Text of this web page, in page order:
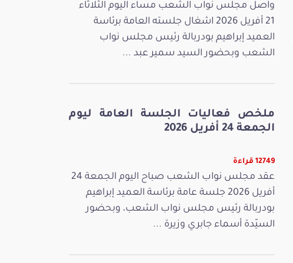
واصل مجلس نواب الشعب مساء اليوم الثلاثاء
21 أفريل 2026 اشغال جلسته العامة برئاسة
العميد إبراهيم بودربالة رئيس مجلس نواب
الشعب وبحضور السيد سمير عبد ...
ملخص فعاليات الجلسة العامة ليوم
الجمعة 24 أفريل 2026
12749 قراءة
عقد مجلس نواب الشعب صباح اليوم الجمعة 24
أفريل 2026 جلسة عامة برئاسة العميد إبراهيم
بودربالة رئيس مجلس نواب الشعب، وبحضور
السيّدة أسماء جابري وزيرة ...